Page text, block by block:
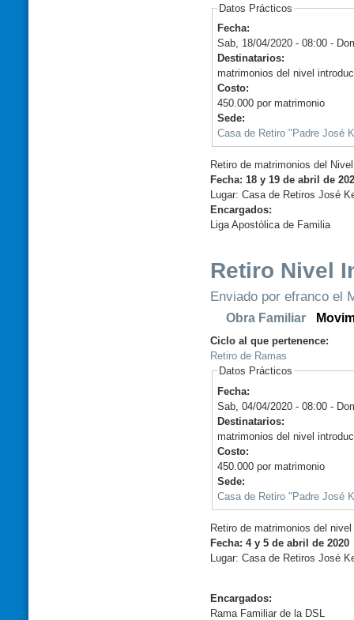
Datos Prácticos
Fecha:
Sab, 18/04/2020 - 08:00 -
Destinatarios:
matrimonios del nivel
Costo:
450.000 por matrimonio
Sede:
Casa de Retiro "Padre José
Retiro de matrimonios del
Fecha: 18 y 19 de abril de
Lugar: Casa de Retiros José
Encargados:
Liga Apostólica de Familia
Retiro Nivel
Enviado por efranco el
Obra Familiar
Ciclo al que pertenence:
Retiro de Ramas
Datos Prácticos
Fecha:
Sab, 04/04/2020 - 08:00 -
Destinatarios:
matrimonios del nivel
Costo:
450.000 por matrimonio
Sede:
Casa de Retiro "Padre José
Retiro de matrimonios del
Fecha: 4 y 5 de abril de 2020
Lugar: Casa de Retiros José
Encargados:
Rama Familiar de la DSL